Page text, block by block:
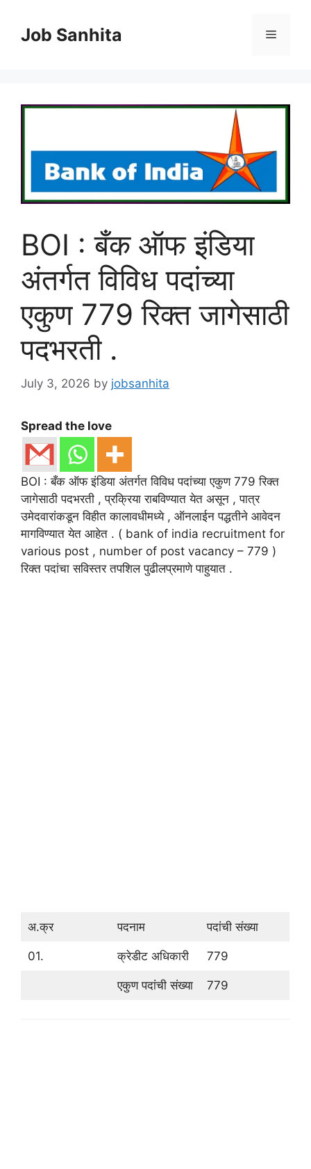
contentJob Sanhita Menu
BOI : बँक ऑफ इंडिया
अंतर्गत विविध पदांच्या
एकुण 779 रिक्त जागेसाठी
पदभरती .
July 3, 2026 by jobsanhita
Spread the love
BOI : बँक ऑफ इंडिया अंतर्गत विविध पदांच्या एकुण 779 रिक्त
जागेसाठी पदभरती , प्रक्रिया राबविण्यात येत असून , पात्र
उमेदवारांकडून विहीत कालावधीमध्ये , ऑनलाईन पद्धतीने आवेदन
मागविण्यात येत आहेत . ( bank of india recruitment for
various post , number of post vacancy – 779 )
रिक्त पदांचा सविस्तर तपशिल पुढीलप्रमाणे पाहुयात .
अ.क्र पदनाम पदांची संख्या
01. क्रेडीट अधिकारी 779
एकुण पदांची संख्या 779